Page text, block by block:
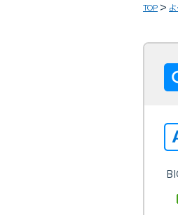
TOP